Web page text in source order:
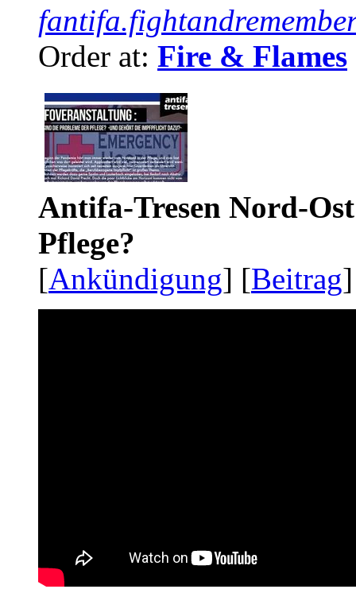
Order at: Fire & Flames
Antifa-Tresen Nord-
Pflege?
[Ankündigung] [Beitrag